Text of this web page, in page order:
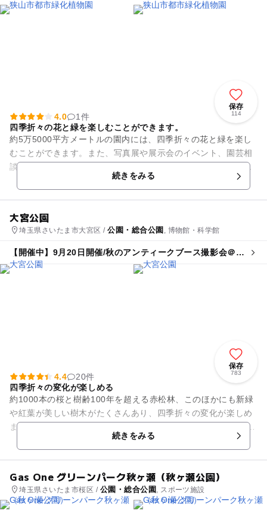
保存
114
4.0
1件
四季折々の花と緑を楽しむことができます。
約5万5000平方メートルの園内には、四季折々の花と緑を楽し
むことができます。また、写真展や展示会のイベント、園芸相
談、講習会なども行っています。広々とした芝生広場がお子様
続きをみる
大宮公園
埼玉県さいたま市大宮区 /公園・総合公園 , 博物館・科学館
【開催中】9月20日開催/秋のアンティークブース撮影会＠大
宮第三公園
保存
783
4.4
20件
四季折々の変化が楽しめる
約1000本の桜と樹齢100年を超える赤松林、このほかにも新緑
や紅葉が美しい樹木がたくさんあり、四季折々の変化が楽しめ
ます。また、 園内にはめずらしい「アカシデ」の老木がありま
続きをみる
Gas One グリーンパーク秋ヶ瀬（秋ヶ瀬公園）
埼玉県さいたま市桜区 / 公園・総合公園 , スポーツ施設